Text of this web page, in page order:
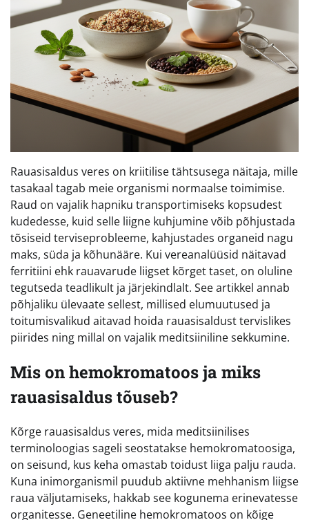
Rauasisaldus veres on kriitilise tähtsusega näitaja, mille
tasakaal tagab meie organismi normaalse toimimise.
Raud on vajalik hapniku transportimiseks kopsudest
kudedesse, kuid selle liigne kuhjumine võib põhjustada
tõsiseid terviseprobleeme, kahjustades organeid nagu
maks, süda ja kõhunääre. Kui vereanalüüsid näitavad
ferritiini ehk rauavarude liigset kõrget taset, on oluline
tegutseda teadlikult ja järjekindlalt. See artikkel annab
põhjaliku ülevaate sellest, millised elumuutused ja
toitumisvalikud aitavad hoida rauasisaldust tervislikes
piirides ning millal on vajalik meditsiiniline sekkumine.
Mis on hemokromatoos ja miks
rauasisaldus tõuseb?
Kõrge rauasisaldus veres, mida meditsiinilises
terminoloogias sageli seostatakse hemokromatoosiga,
on seisund, kus keha omastab toidust liiga palju rauda.
Kuna inimorganismil puudub aktiivne mehhanism liigse
raua väljutamiseks, hakkab see kogunema erinevatesse
organitesse. Geneetiline hemokromatoos on kõige